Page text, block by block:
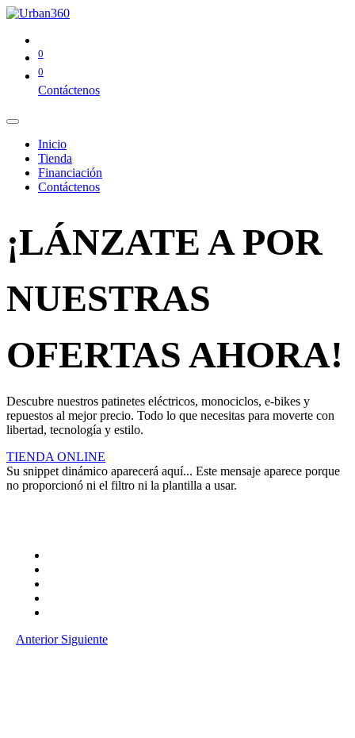
0
0
Contáctenos
Inicio
Tienda
Financiación
Contáctenos
¡LÁNZATE A POR
NUESTRAS
OFERTAS AHORA!
Descubre nuestros patinetes eléctricos, monociclos, e-bikes y
repuestos al mejor precio. Todo lo que necesitas para moverte con
libertad, tecnología y estilo.
TIENDA ONLINE
Su snippet dinámico aparecerá aquí... Este mensaje aparece porque
no proporcionó ni el filtro ni la plantilla a usar.
Anterior Siguiente